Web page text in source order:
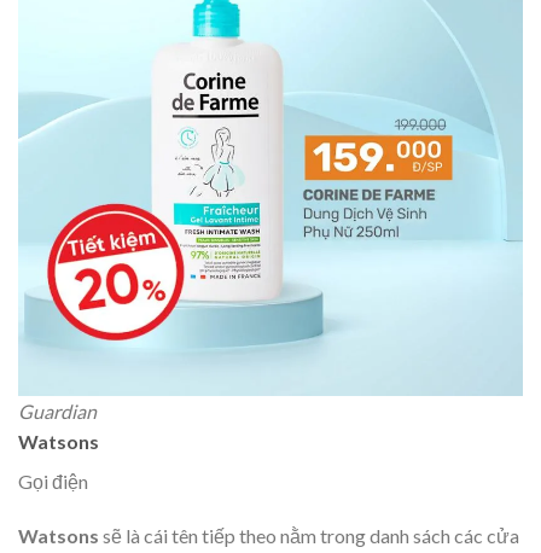
Guardian
Watsons
Gọi điện
Watsons sẽ là cái tên tiếp theo nằm trong danh sách các cửa